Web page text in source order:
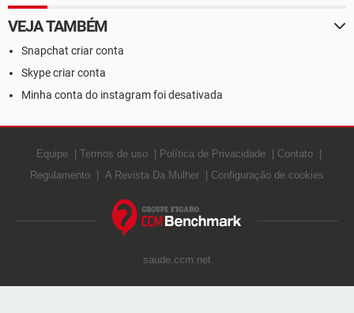
VEJA TAMBÉM
Snapchat criar conta
Skype criar conta
Minha conta do instagram foi desativada
Equipe Termos de uso Política de Privacidade
Contato
Regulamento
A Revista Da Mulher Configuração de cookies
saude.ccm.net